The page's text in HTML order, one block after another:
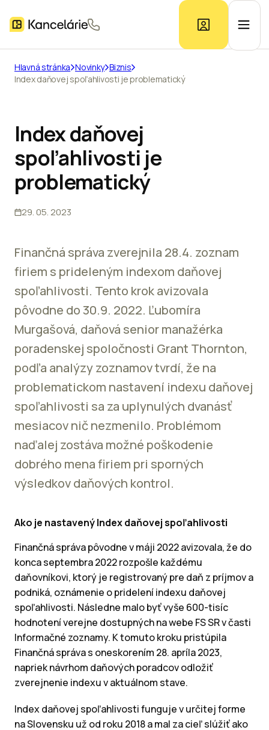
Ponuka kancelárií
Kontakt
Hlavná stránka Novinky Biznis
Index daňovej spoľahlivosti je problematický
Index daňovej
spoľahlivosti je
problematický
29. 05. 2023
Finančná správa zverejnila 28.4. zoznam
firiem s prideleným indexom daňovej
spoľahlivosti. Tento krok avizovala
pôvodne do 30.9. 2022. Ľubomíra
Murgašová, daňová senior manažérka
poradenskej spoločnosti Grant Thornton,
podľa analýzy zoznamov tvrdí, že na
problematickom nastavení indexu daňovej
spoľahlivosti sa za uplynulých dvanásť
mesiacov nič nezmenilo. Problémom
naďalej zostáva možné poškodenie
dobrého mena firiem pri sporných
výsledkov daňových kontrol.
Ako je nastavený Index daňovej spoľahlivosti
Finančná správa pôvodne v máji 2022 avizovala, že do
konca septembra 2022 rozpošle každému
daňovníkovi, ktorý je registrovaný pre daň z príjmov a
podniká, oznámenie o pridelení indexu daňovej
spoľahlivosti. Následne malo byť vyše 600-tisíc
hodnotení verejne dostupných na webe FS SR v časti
Informačné zoznamy. K tomuto kroku pristúpila
Finančná správa s oneskorením 28. apríla 2023,
napriek návrhom daňových poradcov odložiť
zverejnenie indexu v aktuálnom stave.
Index daňovej spoľahlivosti funguje v určitej forme
na Slovensku už od roku 2018 a mal za cieľ slúžiť ako